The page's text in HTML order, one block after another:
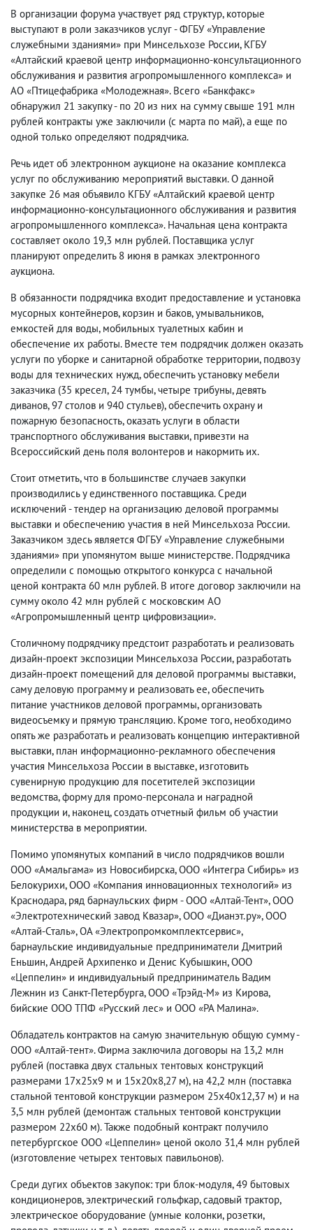
В организации форума участвует ряд структур, которые
выступают в роли заказчиков услуг - ФГБУ «Управление
служебными зданиями» при Минсельхозе России, КГБУ
«Алтайский краевой центр информационно-консультационного
обслуживания и развития агропромышленного комплекса» и
АО «Птицефабрика «Молодежная». Всего «Банкфакс»
обнаружил 21 закупку - по 20 из них на сумму свыше 191 млн
рублей контракты уже заключили (с марта по май), а еще по
одной только определяют подрядчика.
Речь идет об электронном аукционе на оказание комплекса
услуг по обслуживанию мероприятий выставки. О данной
закупке 26 мая объявило КГБУ «Алтайский краевой центр
информационно-консультационного обслуживания и развития
агропромышленного комплекса». Начальная цена контракта
составляет около 19,3 млн рублей. Поставщика услуг
планируют определить 8 июня в рамках электронного
аукциона.
В обязанности подрядчика входит предоставление и установка
мусорных контейнеров, корзин и баков, умывальников,
емкостей для воды, мобильных туалетных кабин и
обеспечение их работы. Вместе тем подрядчик должен оказать
услуги по уборке и санитарной обработке территории, подвозу
воды для технических нужд, обеспечить установку мебели
заказчика (35 кресел, 24 тумбы, четыре трибуны, девять
диванов, 97 столов и 940 стульев), обеспечить охрану и
пожарную безопасность, оказать услуги в области
транспортного обслуживания выставки, привезти на
Всероссийский день поля волонтеров и накормить их.
Стоит отметить, что в большинстве случаев закупки
производились у единственного поставщика. Среди
исключений - тендер на организацию деловой программы
выставки и обеспечению участия в ней Минсельхоза России.
Заказчиком здесь является ФГБУ «Управление служебными
зданиями» при упомянутом выше министерстве. Подрядчика
определили с помощью открытого конкурса с начальной
ценой контракта 60 млн рублей. В итоге договор заключили на
сумму около 42 млн рублей с московским АО
«Агропромышленный центр цифровизации».
Столичному подрядчику предстоит разработать и реализовать
дизайн-проект экспозиции Минсельхоза России, разработать
дизайн-проект помещений для деловой программы выставки,
саму деловую программу и реализовать ее, обеспечить
питание участников деловой программы, организовать
видеосъемку и прямую трансляцию. Кроме того, необходимо
опять же разработать и реализовать концепцию интерактивной
выставки, план информационно-рекламного обеспечения
участия Минсельхоза России в выставке, изготовить
сувенирную продукцию для посетителей экспозиции
ведомства, форму для промо-персонала и наградной
продукции и, наконец, создать отчетный фильм об участии
министерства в мероприятии.
Помимо упомянутых компаний в число подрядчиков вошли
ООО «Амальгама» из Новосибирска, ООО «Интегра Сибирь» из
Белокурихи, ООО «Компания инновационных технологий» из
Краснодара, ряд барнаульских фирм - ООО «Алтай-Тент», ООО
«Электротехнический завод Квазар», ООО «Дианэт.ру», ООО
«Алтай-Сталь», ОА «Электропромкомплектсервис»,
барнаульские индивидуальные предприниматели Дмитрий
Еньшин, Андрей Архипенко и Денис Кубышкин, ООО
«Цеппелин» и индивидуальный предприниматель Вадим
Лежнин из Санкт-Петербурга, ООО «Трэйд-М» из Кирова,
бийские ООО ТПФ «Русский лес» и ООО «РА Малина».
Обладатель контрактов на самую значительную общую сумму -
ООО «Алтай-тент». Фирма заключила договоры на 13,2 млн
рублей (поставка двух стальных тентовых конструкций
размерами 17х25х9 м и 15х20х8,27 м), на 42,2 млн (поставка
стальной тентовой конструкции размером 25х40х12,37 м) и на
3,5 млн рублей (демонтаж стальных тентовой конструкции
размером 22х60 м). Также подобный контракт получило
петербургское ООО «Цеппелин» ценой около 31,4 млн рублей
(изготовление четырех тентовых павильонов).
Среди дугих объектов закупок: три блок-модуля, 49 бытовых
кондиционеров, электрический гольфкар, садовый трактор,
электрическое оборудование (умные колонки, розетки,